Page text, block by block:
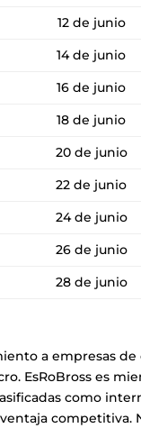
12 de junio
14 de junio
16 de junio
18 de junio
20 de junio
22 de junio
24 de junio
26 de junio
28 de junio
a empresas
EsRoBross es
como
competitiva.